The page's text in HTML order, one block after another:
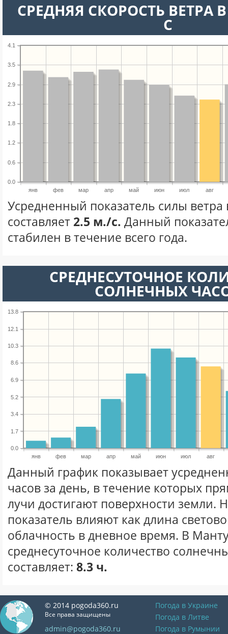
СРЕДНЯЯ СКОРОСТЬ ВЕТРА
С
янв фев мар апр май июн июл авг
0.0
0.6
1.2
1.8
2.3
2.9
3.5
4.1
Усредненный показатель силы ветра
составляет 2.5 м./с. Данный
стабилен в течение всего года.
СРЕДНЕСУТОЧНОЕ
СОЛНЕЧНЫХ
янв фев мар апр май июн июл авг
0.0
1.7
3.4
5.2
6.9
8.6
10.3
12.1
13.8
Данный график показывает
часов за день, в течение которых
лучи достигают поверхности земли.
показатель влияют как длина
облачность в дневное время. В
среднесуточное количество
составляет: 8.3 ч.
© 2014 pogoda360.ru
Все права защищены
admin@pogoda360.ru
Погода в Украине
Погода в Литве
Погода в Румынии